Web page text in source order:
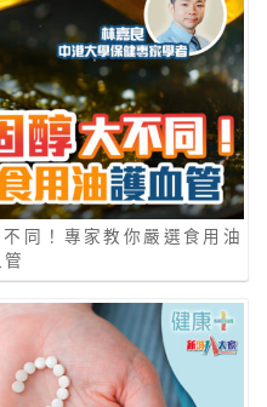
同！專家教你嚴選食用油